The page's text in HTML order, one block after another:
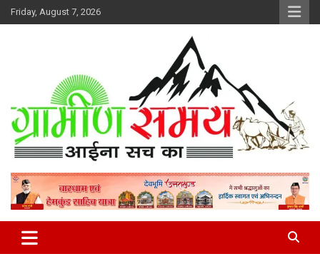
Skip
to
Friday, August 7, 2026
Gramin Samay